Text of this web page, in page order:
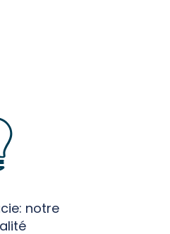
notre